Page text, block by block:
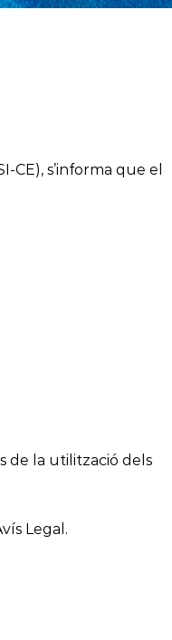
s’informa que el
de la utilització dels
Legal.